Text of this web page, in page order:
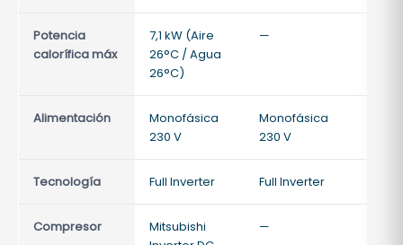
Potencia
calorífica máx
7,1 kW (Aire
26°C / Agua
26°C)
—
Alimentación
Monofásica
230 V
Monofásica
230 V
Tecnología Full Inverter Full Inverter
Compresor
Mitsubishi
—